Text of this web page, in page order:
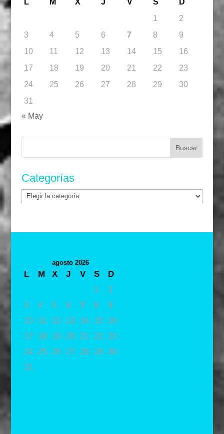
L M X J V S
D
1
2
3
4 5 6 7 8
9
10
11 12 13 14 15
16
17
18 19 20 21 22
23
24
25 26 27 28 29
30
31
« May
Categorías
Categorías
agosto 2026
L M X J V S
D
1
2
3
4 5 6 7 8
9
10
11 12 13 14 15
16
17
18 19 20 21 22
23
24
25 26 27 28 29 30
31